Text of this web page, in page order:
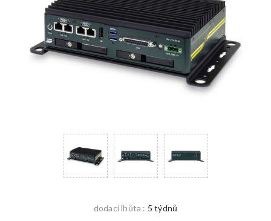
dodací lhůta : 5 týdnů